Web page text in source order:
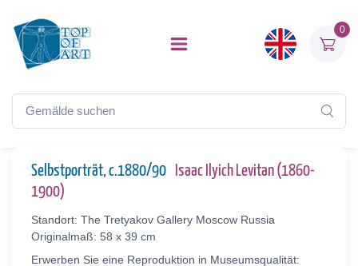
0
Selbstporträt, c.1880/90
Isaac Ilyich Levitan (1860-
1900)
Standort: The Tretyakov Gallery Moscow Russia
Originalmaß: 58 x 39 cm
Erwerben Sie eine Reproduktion in Museumsqualität: